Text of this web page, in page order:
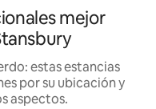
mejor
estas estancias
por su ubicación y
aspectos.